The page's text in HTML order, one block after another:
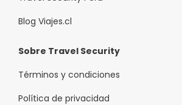
Blog Viajes.cl
Sobre Travel Security
Términos y condiciones
Política de privacidad